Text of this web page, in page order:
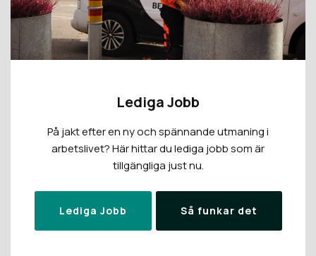
Lediga Jobb
På jakt efter en ny och spännande utmaning i
arbetslivet? Här hittar du lediga jobb som är
tillgängliga just nu.
Lediga Jobb Så funkar det